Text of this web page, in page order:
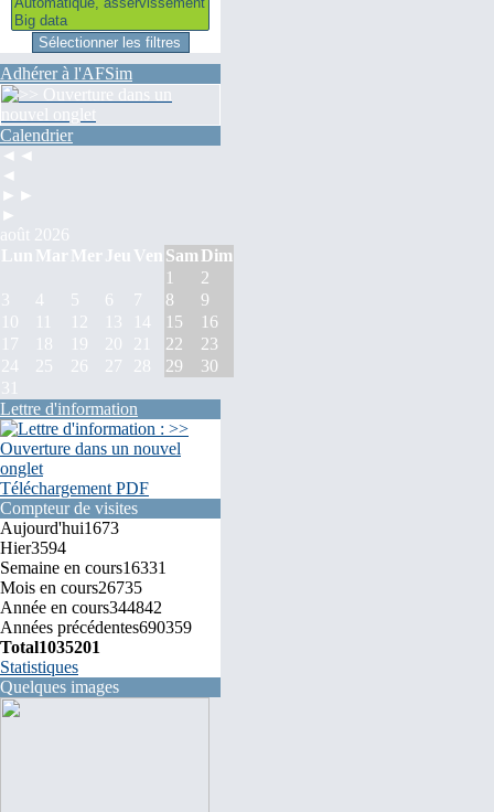
Adhérer à l'AFSim
Calendrier
◄◄
◄
►►
►
août 2026
Lun Mar Mer Jeu Ven Sam Dim
1
2
3
4 5 6 7 8
9
10
11 12 13 14 15
16
17
18 19 20 21 22
23
24
25 26 27 28 29
30
31
Lettre d'information
Téléchargement PDF
Compteur de visites
Aujourd'hui1673
Hier3594
Semaine en cours16331
Mois en cours26735
Année en cours344842
Années précédentes690359
Total1035201
Statistiques
Quelques images